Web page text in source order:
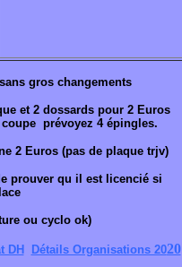
gros changements
et 2 dossards pour 2 Euros
prévoyez 4 épingles.
2 Euros (pas de plaque trjv)
prouver qu il est licencié si
ou cyclo ok)
DH Détails Organisations 2020